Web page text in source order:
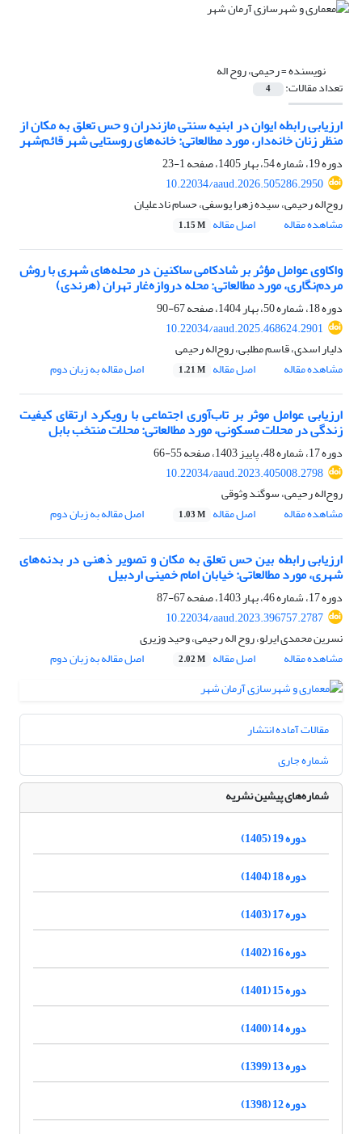
نویسنده =رحیمی، روح اله
تعداد مقالات: 4
ارزیابی رابطه ایوان در ابنیه سنتی مازندران و حس تعلق به مکان از
منظر زنان خانه‌دار، مورد مطالعاتی: خانه‌های روستایی شهر قائم‌شهر
دوره 19، شماره 54، بهار 1405، صفحه
1-23
10.22034/aaud.2026.505286.2950
روح‌اله رحیمی، سیده زهرا یوسفی، حسام نادعلیان
مشاهده مقاله
اصل مقاله 1.15 M
واکاوی عوامل مؤثر بر شادکامی ساکنین در محله‌‌های شهری با روش
مردم‌‌نگاری، مورد مطالعاتی: محله دروازه‌‌غار تهران (هرندی)
دوره 18، شماره 50، بهار 1404، صفحه
67-90
10.22034/aaud.2025.468624.2901
دلیار اسدی، قاسم مطلبی، روح‌‌‌اله رحیمی
مشاهده مقاله
اصل مقاله 1.21 M اصل مقاله به زبان دوم
ارزیابی عوامل موثر بر تاب‌آوری اجتماعی با رویکرد ارتقای کیفیت
زندگی در محلات مسکونی، مورد مطالعاتی: محلات منتخب بابل
دوره 17، شماره 48، پاییز 1403، صفحه
55-66
10.22034/aaud.2023.405008.2798
روح‌اله رحیمی، سوگند وثوقی
مشاهده مقاله
اصل مقاله 1.03 M اصل مقاله به زبان دوم
ارزیابی رابطه بین حس تعلق به مکان و تصویر ذهنی در بدنه‌‌های
شهری، مورد مطالعاتی: خیابان امام خمینی اردبیل
دوره 17، شماره 46، بهار 1403، صفحه
67-87
10.22034/aaud.2023.396757.2787
نسرین محمدی ایرلو، روح اله رحیمی، وحید وزیری
مشاهده مقاله
اصل مقاله 2.02 M اصل مقاله به زبان دوم
مقالات آماده انتشار
شماره جاری
شماره‌های پیشین نشریه
دوره 19 (1405)
دوره 18 (1404)
دوره 17 (1403)
دوره 16 (1402)
دوره 15 (1401)
دوره 14 (1400)
دوره 13 (1399)
دوره 12 (1398)